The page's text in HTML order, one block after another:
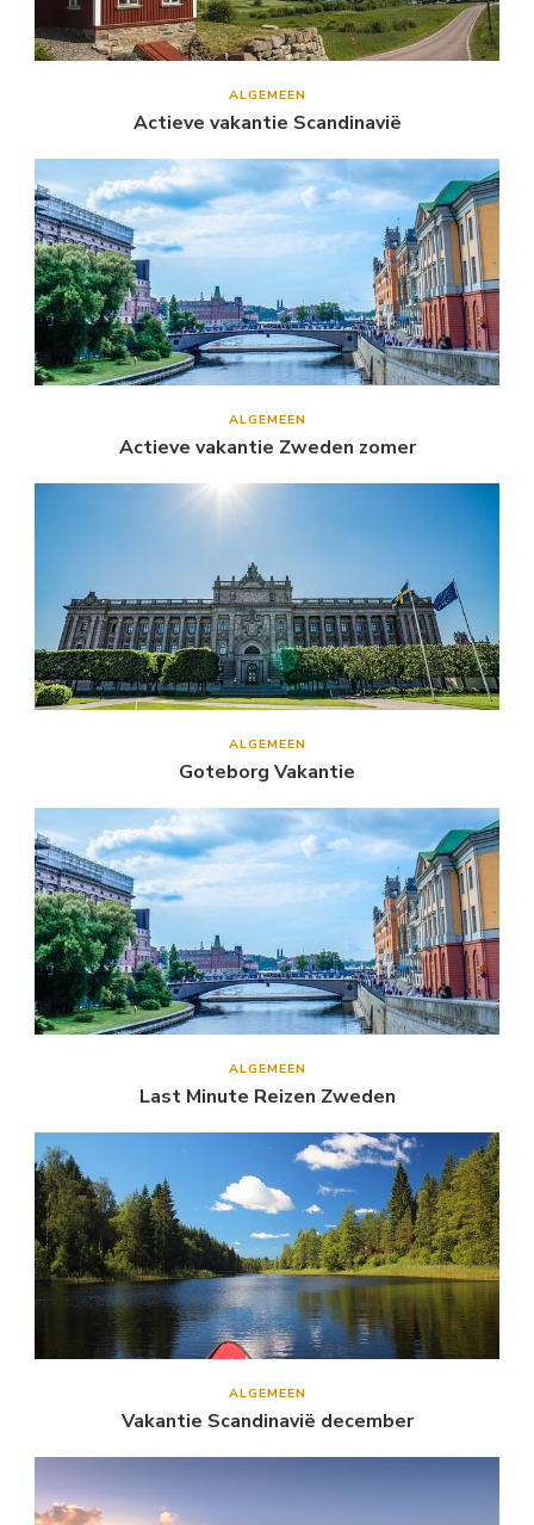
ALGEMEEN
Actieve vakantie Scandinavië
ALGEMEEN
Actieve vakantie Zweden zomer
ALGEMEEN
Goteborg Vakantie
ALGEMEEN
Last Minute Reizen Zweden
ALGEMEEN
Vakantie Scandinavië december